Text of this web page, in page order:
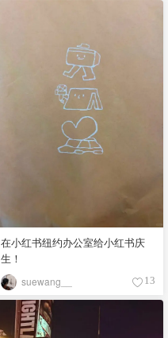
在小红书纽约办公室给小红书庆
生！
suewang__ 13